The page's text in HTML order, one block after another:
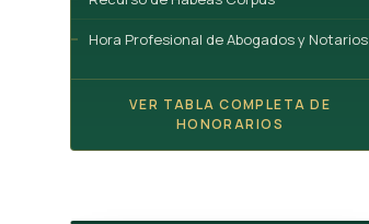
Hora Profesional de Abogados y Notarios
VER TABLA COMPLETA DE
HONORARIOS